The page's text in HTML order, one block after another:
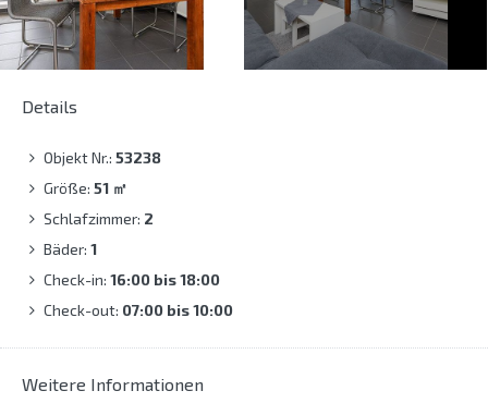
Details
Objekt Nr.: 53238
Größe: 51 ㎡
Schlafzimmer: 2
Bäder: 1
Check-in: 16:00 bis 18:00
Check-out: 07:00 bis 10:00
Weitere Informationen